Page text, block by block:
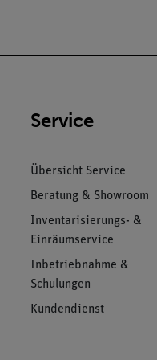
Service
Übersicht Service
Beratung & Showroom
Inventarisierungs- &
Einräumservice
Inbetriebnahme &
Schulungen
Kundendienst